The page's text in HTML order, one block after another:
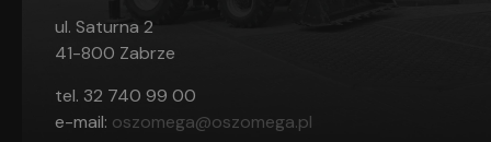
ul. Saturna 2
41-800 Zabrze
tel. 32 740 99 00
e-mail: oszomega@oszomega.pl